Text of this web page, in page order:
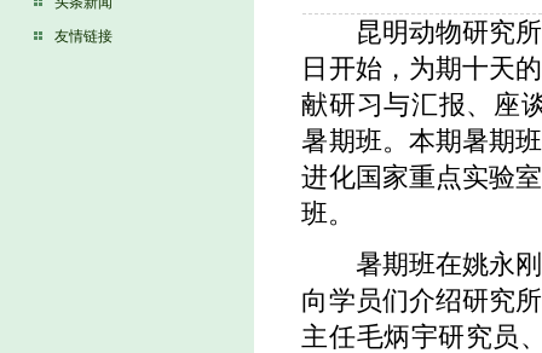
友情链接
昆明动物研究所
日开始，为期十天
献研习与汇报、座
暑期班。本期暑期
进化国家重点实验
班。
暑期班在姚永刚
向学员们介绍研究
主任毛炳宇研究员